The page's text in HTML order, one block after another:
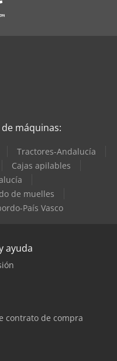
máquinas:
Tractores-Andalucía
Cajas apilables
de muelles
País Vasco
ayuda
contrato de compra